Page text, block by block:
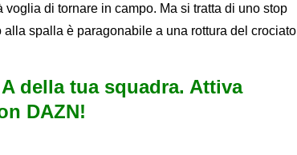
di tornare in campo. Ma si tratta di uno stop
spalla è paragonabile a una rottura del crociato
della tua squadra. Attiva
DAZN!